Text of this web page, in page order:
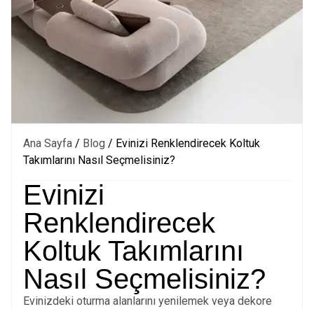
Ana Sayfa / Blog / Evinizi Renklendirecek Koltuk
Takımlarını Nasıl Seçmelisiniz?
Evinizi
Renklendirecek
Koltuk Takımlarını
Nasıl Seçmelisiniz?
Evinizdeki oturma alanlarını yenilemek veya dekore